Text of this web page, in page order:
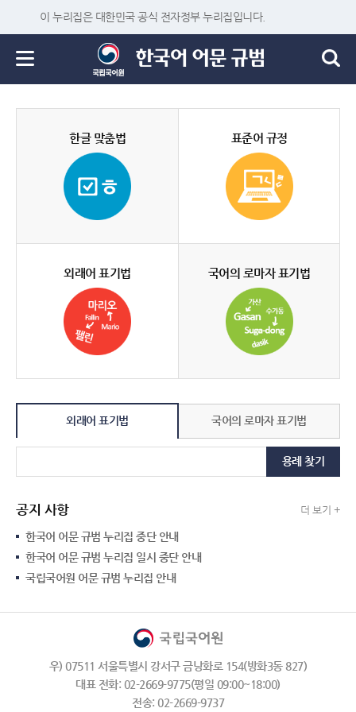
이 누리집은 대한민국 공식 전자정부 누리집입니다.
한글 맞춤법 표준어 규정
외래어 표기법 국어의 로마자 표기법
외래어 표기법 국어의 로마자 표기법
용례 찾기
공지 사항 더 보기 +
한국어 어문 규범 누리집 중단 안내
한국어 어문 규범 누리집 일시 중단 안내
국립국어원 어문 규범 누리집 안내
우) 07511 서울특별시 강서구 금낭화로 154(방화3동 827)
대표 전화: 02-2669-9775(평일 09:00~18:00)
전송: 02-2669-9737